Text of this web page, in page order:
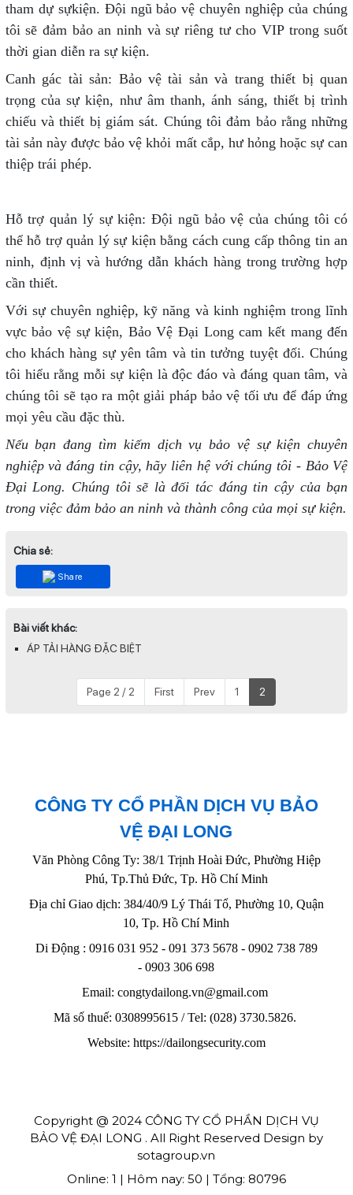
tham dự sựkiện. Đội ngũ bảo vệ chuyên nghiệp của chúng
tôi sẽ đảm bảo an ninh và sự riêng tư cho VIP trong suốt
thời gian diễn ra sự kiện.
Canh gác tài sản: Bảo vệ tài sản và trang thiết bị quan
trọng của sự kiện, như âm thanh, ánh sáng, thiết bị trình
chiếu và thiết bị giám sát. Chúng tôi đảm bảo rằng những
tài sản này được bảo vệ khỏi mất cắp, hư hỏng hoặc sự can
thiệp trái phép.
Hỗ trợ quản lý sự kiện: Đội ngũ bảo vệ của chúng tôi có
thể hỗ trợ quản lý sự kiện bằng cách cung cấp thông tin an
ninh, định vị và hướng dẫn khách hàng trong trường hợp
cần thiết.
Với sự chuyên nghiệp, kỹ năng và kinh nghiệm trong lĩnh
vực bảo vệ sự kiện, Bảo Vệ Đại Long cam kết mang đến
cho khách hàng sự yên tâm và tin tưởng tuyệt đối. Chúng
tôi hiểu rằng mỗi sự kiện là độc đáo và đáng quan tâm, và
chúng tôi sẽ tạo ra một giải pháp bảo vệ tối ưu để đáp ứng
mọi yêu cầu đặc thù.
Nếu bạn đang tìm kiếm dịch vụ bảo vệ sự kiện chuyên
nghiệp và đáng tin cậy, hãy liên hệ với chúng tôi - Bảo Vệ
Đại Long. Chúng tôi sẽ là đối tác đáng tin cậy của bạn
trong việc đảm bảo an ninh và thành công của mọi sự kiện.
Chia sẻ:
Share
Bài viết khác:
ÁP TẢI HÀNG ĐẶC BIỆT
Page 2 / 2 First Prev 1 2
CÔNG TY CỔ PHẦN DỊCH VỤ BẢO
VỆ ĐẠI LONG
Văn Phòng Công Ty: 38/1 Trịnh Hoài Đức, Phường Hiệp
Phú, Tp.Thủ Đức, Tp. Hồ Chí Minh
Địa chỉ Giao dịch: 384/40/9 Lý Thái Tổ, Phường 10, Quận
10, Tp. Hồ Chí Minh
Di Động : 0916 031 952 - 091 373 5678 - 0902 738 789
-0903 306 698
Email: congtydailong.vn@gmail.com
Mã số thuế: 0308995615 / Tel: (028) 3730.5826.
Website: https://dailongsecurity.com
Copyright @ 2024 CÔNG TY CỔ PHẦN DỊCH VỤ
BẢO VỆ ĐẠI LONG . All Right Reserved Design by
sotagroup.vn
Online: 1 | Hôm nay: 50 | Tổng: 80796